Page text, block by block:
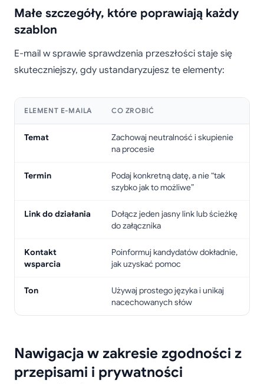
Małe szczegóły, które poprawiają każdy
szablon
E-mail w sprawie sprawdzenia przeszłości staje się
skuteczniejszy, gdy ustandaryzujesz te elementy:
ELEMENT E-MAILA CO ZROBIĆ
Temat
Zachowaj neutralność i skupienie
na procesie
Termin
Podaj konkretną datę, a nie “tak
szybko jak to możliwe”
Link do działania
Dołącz jeden jasny link lub ścieżkę
do załącznika
Kontakt
wsparcia
Poinformuj kandydatów dokładnie,
jak uzyskać pomoc
Ton
Używaj prostego języka i unikaj
nacechowanych słów
Nawigacja w zakresie zgodności z
przepisami i prywatności